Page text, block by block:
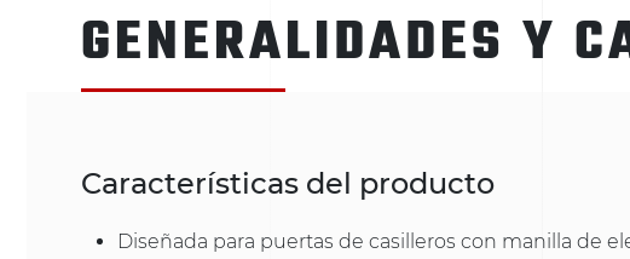
GENERALIDADES Y
Características del producto
Diseñada para puertas de casilleros con manilla de